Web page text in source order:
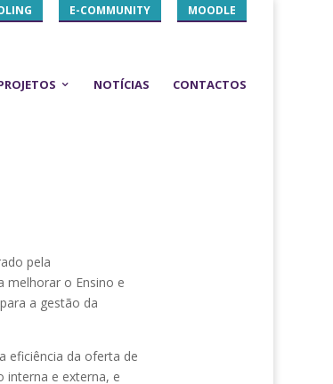
E-COMMUNITY MOODLE
NOTÍCIAS CONTACTOS
pela
melhorar o Ensino e
a gestão da
eficiência da oferta de
interna e externa, e